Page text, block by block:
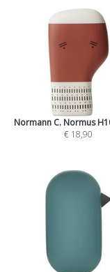
Normann C. Normus
€ 18,90